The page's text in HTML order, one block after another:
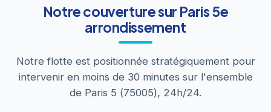
Notre couverture sur Paris 5e
arrondissement
Notre flotte est positionnée stratégiquement pour
intervenir en moins de 30 minutes sur l'ensemble
de Paris 5 (75005), 24h/24.